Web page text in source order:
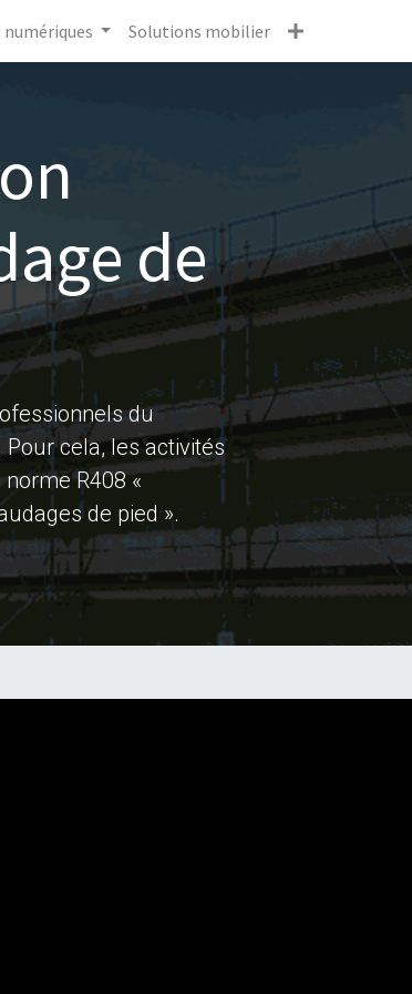
Solutions mobilier
de
du
cela, les activités
R408 «
de pied ».